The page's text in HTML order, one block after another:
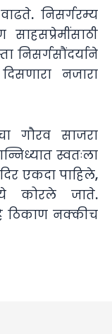
निसर्गरम्य
निसर्गसौंदर्याने
नजारा
गौरव साजरा
स्वतःला
एकदा पाहिले,
कोरले जाते.
हे ठिकाण नक्कीच